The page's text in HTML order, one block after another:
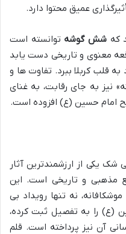
عمیق محتوا دارد.
کهشش گوشه توانسته است
معنوی و تاریخی دست یابد
به قلب کربلا ببرد. تفاوت ها و
نیز به جای رقابت، به غنای
امام حسین (ع) افزوده است.
شک یکی از ارزشمندترین آثار
مذهبی و تاریخی است. این
نه تنها رویداد بی
(ع) را به تفصیل ثبت کرده،
آن نیز پرداخته است. قلم